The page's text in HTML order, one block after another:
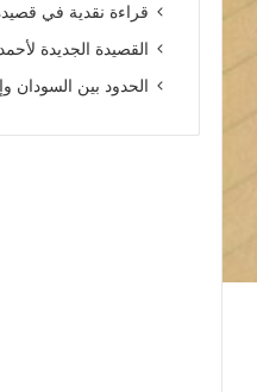
قراءة نقدية في
القصيدة الجديدة
الحدود بين السودان